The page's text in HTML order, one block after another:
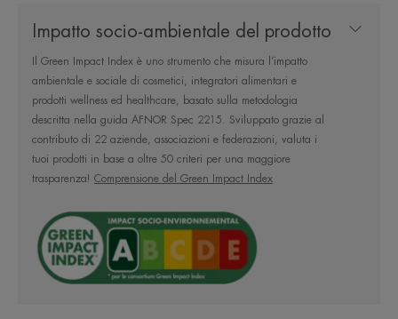
Vantaggio
Una consistenza cremosa e fondente con
un'immediata sensazione di freschezza*.
Benefici
• LENISCE: dona una sensazione di freschezza e
• IDRATA: idrata gli strati superficiali della pelle.
• RISTRUTTURA: arricchito con antiossidanti e olio
di jojoba. Ripristina la barriera cutanea.
Impatto socio-ambientale del prodotto
Il Green Impact Index è uno strumento che misura l’impatto
ambientale e sociale di cosmetici, integratori alimentari e
prodotti wellness ed healthcare, basato sulla metodologia
descritta nella guida AFNOR Spec 2215. Sviluppato grazie al
contributo di 22 aziende, associazioni e federazioni, valuta i
tuoi prodotti in base a oltre 50 criteri per una maggiore
trasparenza! Comprensione del Green Impact Index